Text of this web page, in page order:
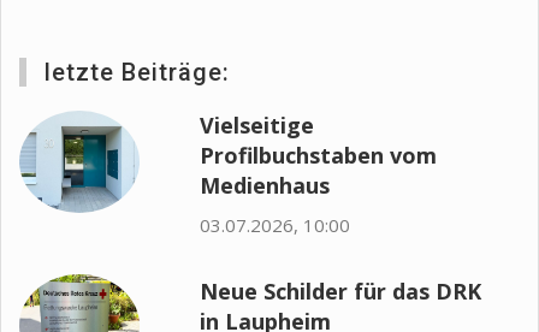
letzte Beiträge:
Vielseitige
Profilbuchstaben vom
Medienhaus
03.07.2026, 10:00
Neue Schilder für das DRK
in Laupheim